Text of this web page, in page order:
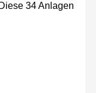
34 Anlagen